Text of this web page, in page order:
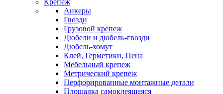
Крепёж
Анкеры
Гвозди
Грузовой крепеж
Дюбели и дюбель-гвозди
Дюбель-хомут
Клей, Герметики, Пена
Мебельный крепеж
Метрический крепеж
Перфорированные монтажные детали
Площадка самоклеящаяся